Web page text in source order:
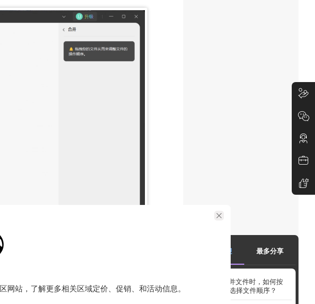
站，了解更多相关区域定价、促销、和活动信息。
中的每个PDF文件，检查它们的顺
最受欢迎 最多分享
PDF合并文件时，如何按
照需求选择文件顺序？